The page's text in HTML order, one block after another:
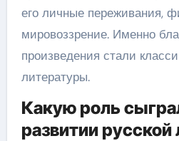
его личные переживания,
мировоззрение. Именно
произведения стали
литературы.
Какую роль
развитии